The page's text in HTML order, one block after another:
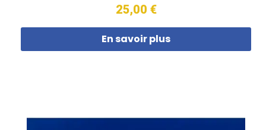
25,00 €
En savoir plus